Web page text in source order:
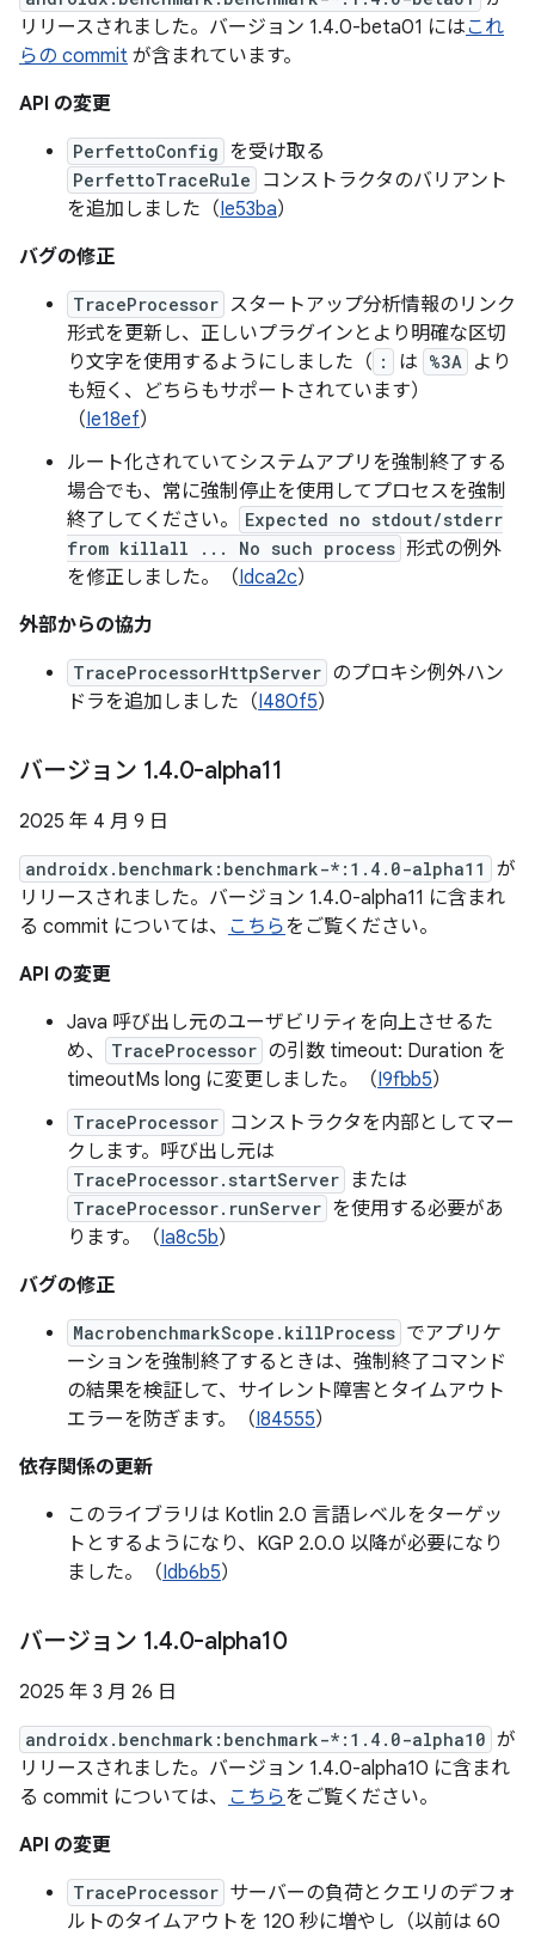
リリースされました。バージョン 1.4.0-beta01 にはこれ
らの commit が含まれています。
API の変更
PerfettoConfig を受け取る
PerfettoTraceRule
コンストラクタのバリアント
を追加しました（Ie53ba）
バグの修正
TraceProcessor スタートアップ分析情報のリンク
形式を更新し、正しいプラグインとより明確な区切
り文字を使用するようにしました（ : は %3A より
も短く、どちらもサポートされています）
（Ie18ef）
ルート化されていてシステムアプリを強制終了する
場合でも、常に強制停止を使用してプロセスを強制
終了してください。
Expected no stdout/stderr
from killall ... No such process 形式の例外
を修正しました。（Idca2c）
外部からの協力
TraceProcessorHttpServer のプロキシ例外ハン
ドラを追加しました（I480f5）
バージョン 1.4.0-alpha11
2025 年 4 月 9 日
androidx.benchmark:benchmark-*:1.4.0-alpha11
が
リリースされました。バージョン 1.4.0-alpha11 に含まれ
る commit については、 こちらをご覧ください。
API の変更
Java 呼び出し元のユーザビリティを向上させるた
め、
TraceProcessor の引数 timeout: Duration を
timeoutMs long に変更しました。（I9fbb5）
TraceProcessor コンストラクタを内部としてマー
クします。呼び出し元は
TraceProcessor.startServer または
TraceProcessor.runServer を使用する必要があ
ります。（Ia8c5b）
バグの修正
MacrobenchmarkScope.killProcess でアプリケ
ーションを強制終了するときは、強制終了コマンド
の結果を検証して、サイレント障害とタイムアウト
エラーを防ぎます。（I84555）
依存関係の更新
このライブラリは Kotlin 2.0 言語レベルをターゲッ
トとするようになり、KGP 2.0.0 以降が必要になり
ました。（Idb6b5）
バージョン 1.4.0-alpha10
2025 年 3 月 26 日
androidx.benchmark:benchmark-*:1.4.0-alpha10 が
リリースされました。バージョン 1.4.0-alpha10 に含まれ
る commit については、 こちらをご覧ください。
API の変更
TraceProcessor サーバーの負荷とクエリのデフォ
ルトのタイムアウトを 120 秒に増やし（以前は 60